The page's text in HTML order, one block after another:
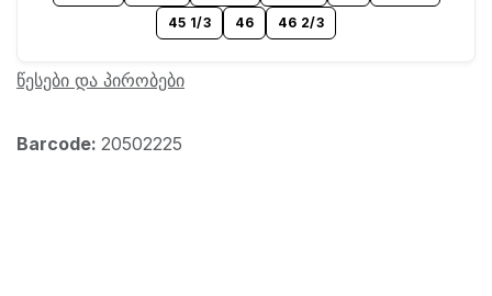
45 1/3
46 46 2/3
წესები და პირობები
Barcode: 20502225